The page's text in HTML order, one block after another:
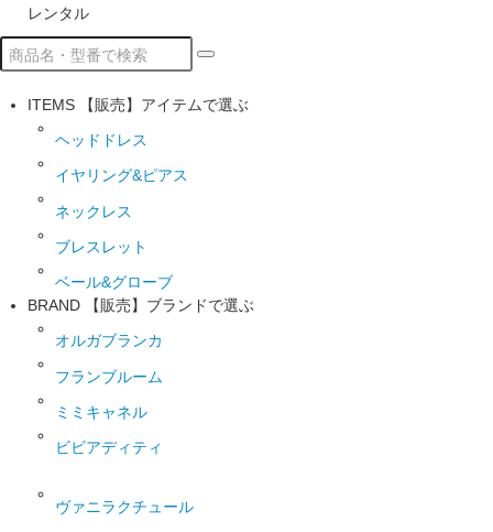
レンタル
ITEMS 【販売】アイテムで選ぶ
ヘッドドレス
イヤリング&ピアス
ネックレス
ブレスレット
ベール&グローブ
BRAND
【販売】ブランドで選ぶ
オルガブランカ
フランブルーム
ミミキャネル
ビビアディティ
ヴァニラクチュール